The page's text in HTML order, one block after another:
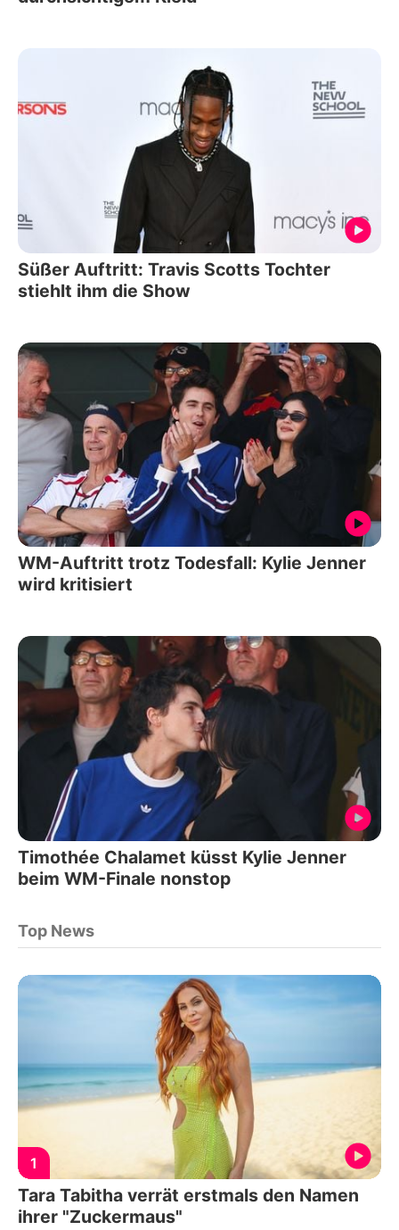
Süßer Auftritt: Travis Scotts Tochter
stiehlt ihm die Show
WM-Auftritt trotz Todesfall: Kylie Jenner
wird kritisiert
Timothée Chalamet küsst Kylie Jenner
beim WM-Finale nonstop
Top News
1
Tara Tabitha verrät erstmals den Namen
ihrer "Zuckermaus"